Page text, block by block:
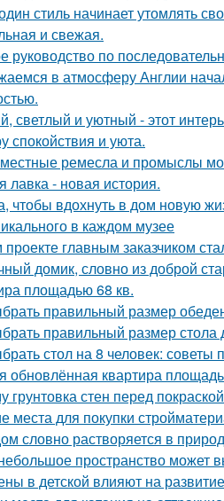
стиль начинает утомлять
и свежая.
руководство по
в атмосферу Англии
светлый и уютный - этот
спокойствия и уюта.
ремесла и промыслы
лавка - новая история.
чтобы вдохнуть в дом новую
в каждом музее
проекте главным заказчиком
домик, словно из доброй
площадью 68 кв.
правильный размер
правильный размер стола
стол на 8 человек:
обновлённая квартира
грунтовка стен перед
места для покупки
словно растворяется в
пространство может
в детской влияют на